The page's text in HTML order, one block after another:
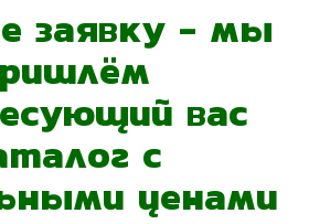
заявку - мы
вас
с
ценами